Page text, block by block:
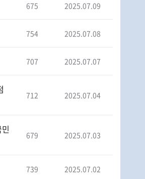
675 2025.07.09
754 2025.07.08
707 2025.07.07
712 2025.07.04
679 2025.07.03
739 2025.07.02